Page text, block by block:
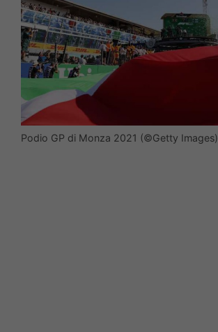
Podio GP di Monza 2021 (©Getty Images)